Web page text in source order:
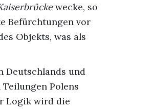
wecke, so
Befürchtungen vor
Objekts, was als
Deutschlands und
Polens
Logik wird die